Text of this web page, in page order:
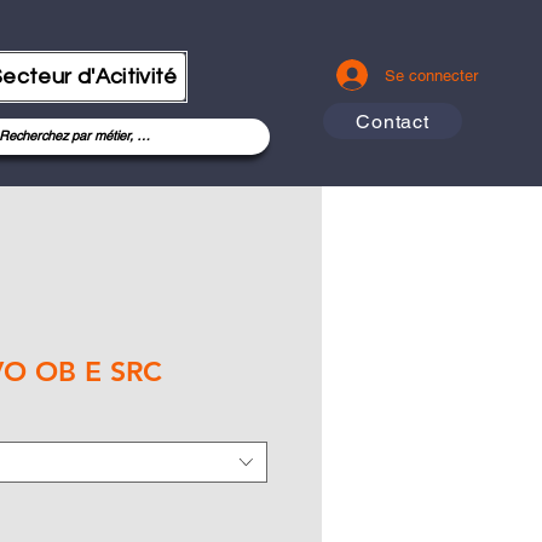
d'Acitivité Se connecter
Contact
OB E SRC